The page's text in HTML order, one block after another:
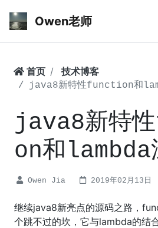
Owen老师
首页 技术博客
java8新特性function和
java8新特
on和lambda
Owen Jia 2019年02月13日
继续java8新亮点的源码之路，
个跳不过的坎，它与lambda的结